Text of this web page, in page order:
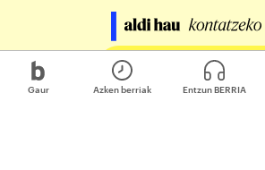
Gaur Azken berriak Entzun BERRIA
Egin zure ekarpena